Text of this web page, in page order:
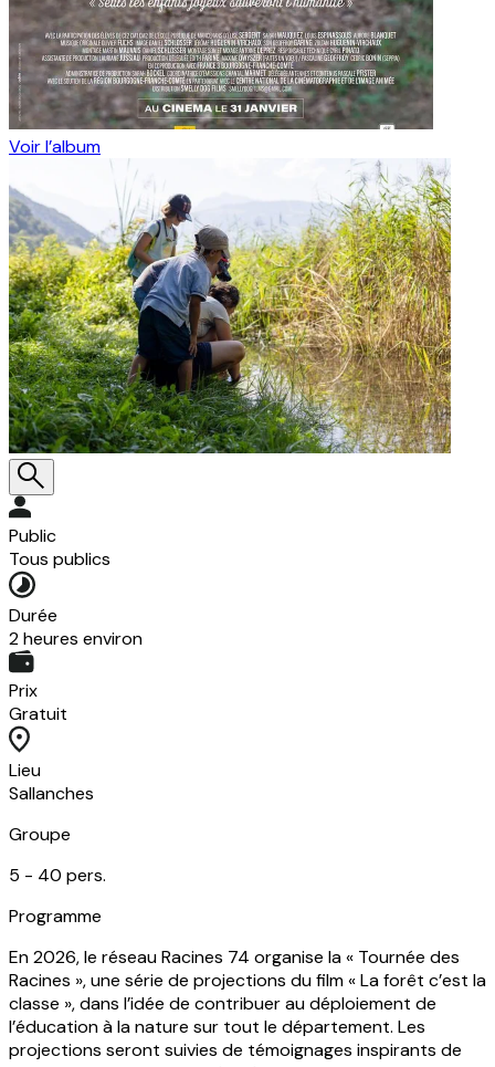
Voir l’album
Public
Tous publics
Durée
2 heures environ
Prix
Gratuit
Lieu
Sallanches
Groupe
5 - 40 pers.
Programme
En 2026, le réseau Racines 74 organise la « Tournée des
Racines », une série de projections du film « La forêt c’est la
classe », dans l’idée de contribuer au déploiement de
l’éducation à la nature sur tout le département. Les
projections seront suivies de témoignages inspirants de